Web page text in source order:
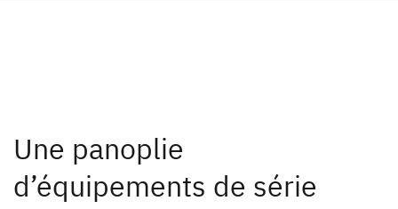
Une panoplie
d’équipements de série